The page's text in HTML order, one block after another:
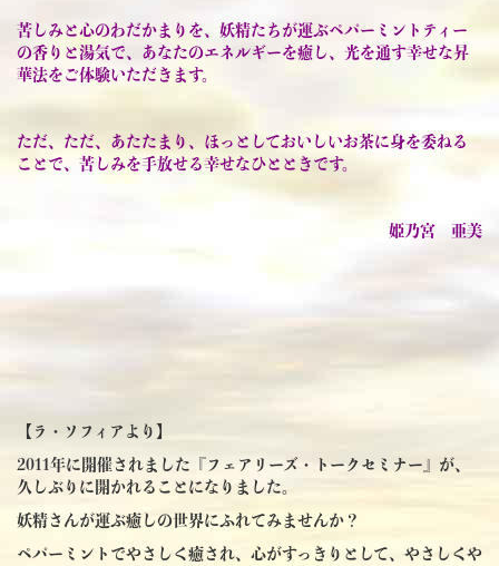
苦しみと心のわだかまりを、妖精たちが運ぶペパーミントティー
の香りと湯気で、あなたのエネルギーを癒し、光を通す幸せな昇
華法をご体験いただきます。
ただ、ただ、あたたまり、ほっとしておいしいお茶に身を委ねる
ことで、苦しみを手放せる幸せなひとときです。
姫乃宮 亜美
【ラ・ソフィアより】
2011年に開催されました『フェアリーズ・トークセミナー』が、
久しぶりに開かれることになりました。
妖精さんが運ぶ癒しの世界にふれてみませんか？
ペパーミントでやさしく癒され、心がすっきりとして、やさしくや